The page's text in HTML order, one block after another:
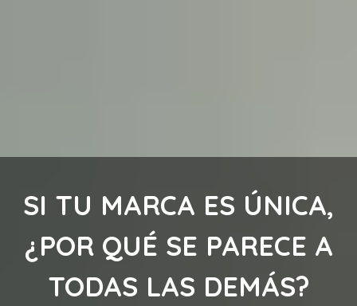
SI TU MARCA ES ÚNICA,
¿POR QUÉ SE PARECE A
TODAS LAS DEMÁS?